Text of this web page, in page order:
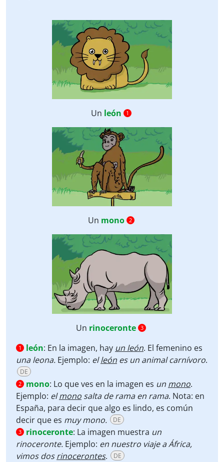
Un león 1
Un mono 2
Un rinoceronte 3
1 león: En la imagen, hay un león. El femenino es
una leona. Ejemplo: elleón es un animal carnívoro.
DE
2 mono: Lo que ves en la imagen es un mono.
Ejemplo: elmono salta de rama en rama. Nota: en
España, para decir que algo es lindo, es común
decir que es muy mono. DE
3 rinoceronte: La imagen muestra un
rinoceronte. Ejemplo: en nuestro viaje a África,
vimos dosrinocerontes. DE